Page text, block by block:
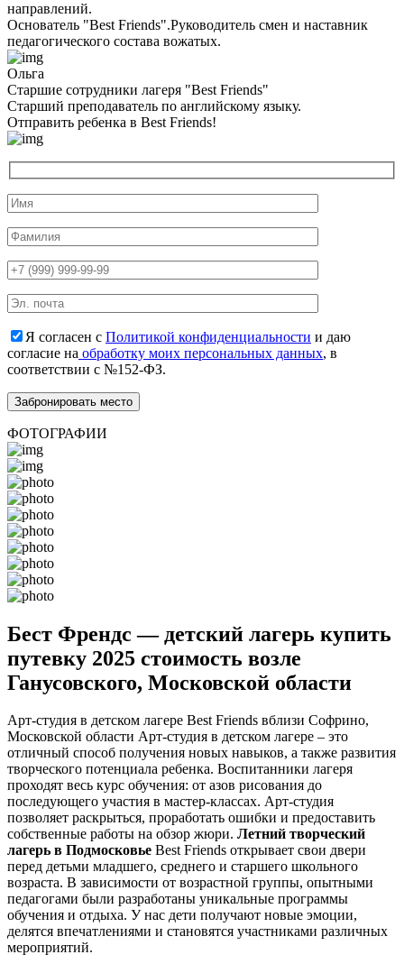
направлений.
Основатель "Best Friends".Руководитель смен и наставник
педагогического состава вожатых.
Ольга
Старшие сотрудники лагеря "Best Friends"
Cтарший преподаватель по английскому языку.
Отправить ребенка в Best Friends!
Я согласен с Политикой конфиденциальности и даю
согласие на обработку моих персональных данных, в
соответствии с №152-ФЗ.
ФОТОГРАФИИ
Бест Френдс — детский лагерь купить
путевку 2025 стоимость возле
Ганусовского, Московской области
Арт-студия в детском лагере Best Friends вблизи Софрино,
Московской области Арт-студия в детском лагере – это
отличный способ получения новых навыков, а также развития
творческого потенциала ребенка. Воспитанники лагеря
проходят весь курс обучения: от азов рисования до
последующего участия в мастер-классах. Арт-студия
позволяет раскрыться, проработать ошибки и предоставить
собственные работы на обзор жюри. Летний творческий
лагерь в Подмосковье Best Friends открывает свои двери
перед детьми младшего, среднего и старшего школьного
возраста. В зависимости от возрастной группы, опытными
педагогами были разработаны уникальные программы
обучения и отдыха. У нас дети получают новые эмоции,
делятся впечатлениями и становятся участниками различных
мероприятий.